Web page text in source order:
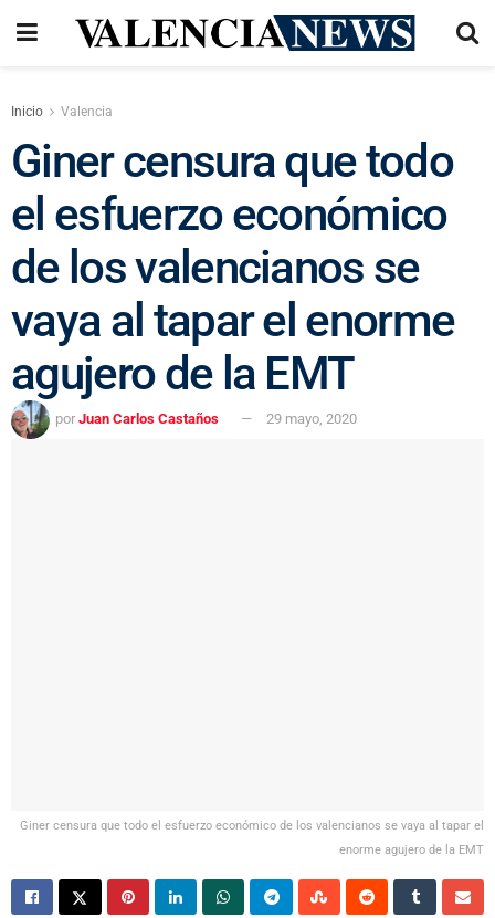
Inicio Valencia
Giner censura que todo
el esfuerzo económico
de los valencianos se
vaya al tapar el enorme
agujero de la EMT
por Juan Carlos Castaños 29 mayo, 2020
Giner censura que todo el esfuerzo económico de los valencianos se vaya al tapar el
enorme agujero de la EMT